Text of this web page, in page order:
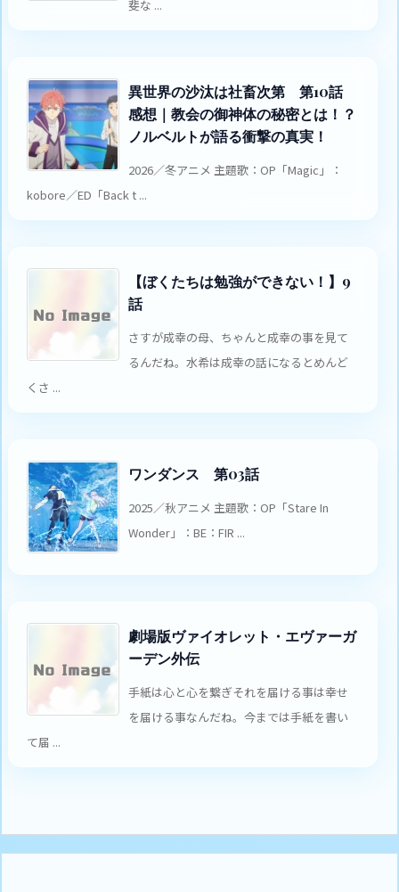
斐な ...
異世界の沙汰は社畜次第 第10話
感想｜教会の御神体の秘密とは！？
ノルベルトが語る衝撃の真実！
2026／冬アニメ 主題歌：OP「Magic」：
kobore／ED「Back t ...
【ぼくたちは勉強ができない！】9
話
さすが成幸の母、ちゃんと成幸の事を見て
るんだね。水希は成幸の話になるとめんど
くさ ...
ワンダンス 第03話
2025／秋アニメ 主題歌：OP「Stare In
Wonder」：BE：FIR ...
劇場版ヴァイオレット・エヴァーガ
ーデン外伝
手紙は心と心を繋ぎそれを届ける事は幸せ
を届ける事なんだね。今までは手紙を書い
て届 ...